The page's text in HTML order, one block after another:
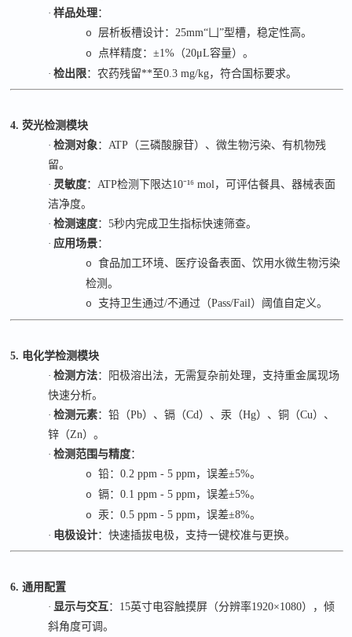
·样品处理：
o层析板槽设计：25mm“ 凵”型槽，稳定性高。
o 点样精度：±1% （20μL容量）。
·检出限：农药残留**至0.3 mg/kg，符合国标要求。
4. 荧光检测模块
·检测对象：ATP （三磷酸腺苷）、微生物污染、有机物残
留。
· 灵敏度：ATP检测下限达10⁻¹⁶ mol，可评估餐具、器械表面
洁净度。
·检测速度：5秒内完成卫生指标快速筛查。
· 应用场景：
o食品加工环境、医疗设备表面、饮用水微生物污染
检测。
o 支持卫生通过/不通过（Pass/Fail）阈值自定义。
5. 电化学检测模块
·检测方法：阳极溶出法，无需复杂前处理，支持重金属现场
快速分析。
·检测元素：铅（Pb）、镉（Cd）、汞（Hg）、铜（Cu）、
锌（Zn）。
·检测范围与精度：
o铅：0.2 ppm - 5 ppm，误差±5%。
o镉：0.1 ppm - 5 ppm，误差±5%。
o汞：0.5 ppm - 5 ppm，误差±8%。
· 电极设计：快速插拔电极，支持一键校准与更换。
6. 通用配置
·显示与交互： 15英寸电容触摸屏（分辨率1920×1080），倾
斜角度可调。